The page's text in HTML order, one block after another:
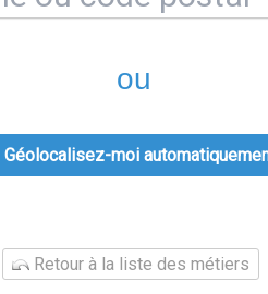
ou
Géolocalisez-moi
Retour à la liste des métiers